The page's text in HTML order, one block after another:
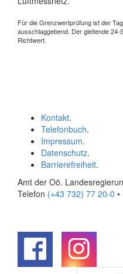
Für die Grenzwertprüfung ist der
ausschlaggebend. Der gleitende
Richtwert.
Kontakt.
Telefonbuch.
Impressum.
Datenschutz.
Barrierefreiheit.
Amt der Oö.
Telefon (+43 732) 77 20-0